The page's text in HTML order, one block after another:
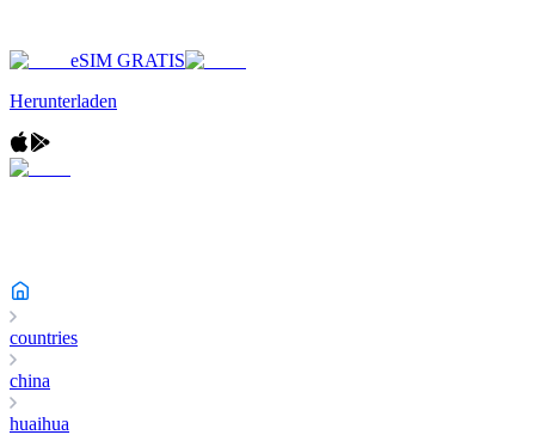
eSIM GRATIS
Herunterladen
countries
china
huaihua